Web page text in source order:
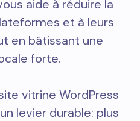
aide à réduire la
et à leurs
en bâtissant une
forte.
vitrine WordPress
levier durable: plus